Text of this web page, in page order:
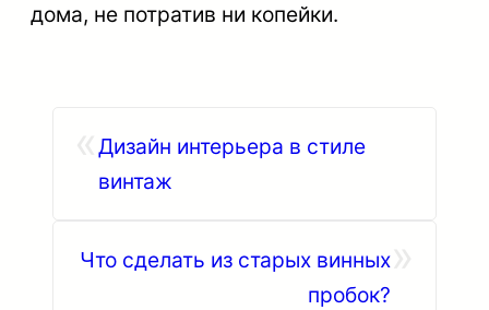
дома, не потратив ни копейки.
Дизайн интерьера в стиле
винтаж
Что сделать из старых винных
пробок?